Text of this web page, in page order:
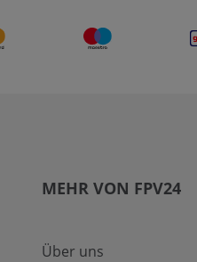
MEHR VON FPV24
Über uns